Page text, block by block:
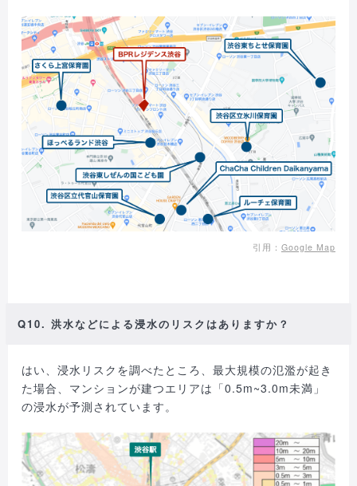
引用： Google Map
Q10. 洪水などによる浸水のリスクはありますか？
はい、浸水リスクを調べたところ、最大規模の氾濫が起き
た場合、マンションが建つエリアは「0.5m~3.0m未満」
の浸水が予測されています。